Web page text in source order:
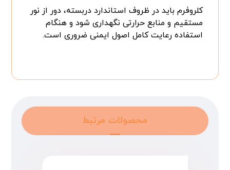
کلروفرم باید در ظروف استاندارد دربسته، دور از نور
مستقیم و منابع حرارتی نگهداری شود و هنگام
استفاده رعایت کامل اصول ایمنی ضروری است.
محصولات مرتبط